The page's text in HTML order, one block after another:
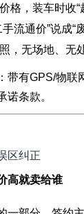
格，装车时收“
手流通价”说成“
，无场地、无
：带有GPS/物联
诺条款。
区纠正
高就卖给谁